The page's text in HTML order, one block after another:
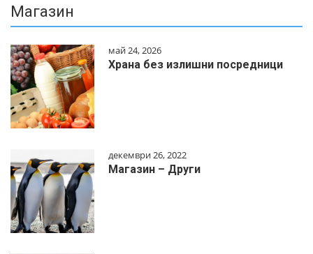
Магазин
май 24, 2026
Храна без излишни посредници
декември 26, 2022
Магазин – Други